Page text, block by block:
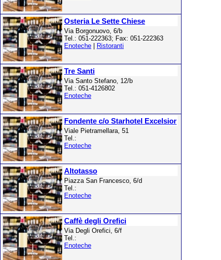
Osteria Le Sette Chiese
Via Borgonuovo, 6/b
Tel.: 051-222363; Fax: 051-222363
Enoteche
Ristoranti
Tre Santi
Via Santo Stefano, 12/b
Tel.: 051-4126802
Enoteche
Fondente c/o Starhotel Excelsior
Viale Pietramellara, 51
Tel.:
Enoteche
Altotasso
Piazza San Francesco, 6/d
Tel.:
Enoteche
Caffè degli Orefici
Via Degli Orefici, 6/f
Tel.:
Enoteche